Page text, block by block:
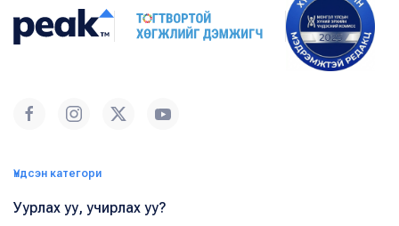
Үндсэн категори
Уурлах уу, учирлах уу?